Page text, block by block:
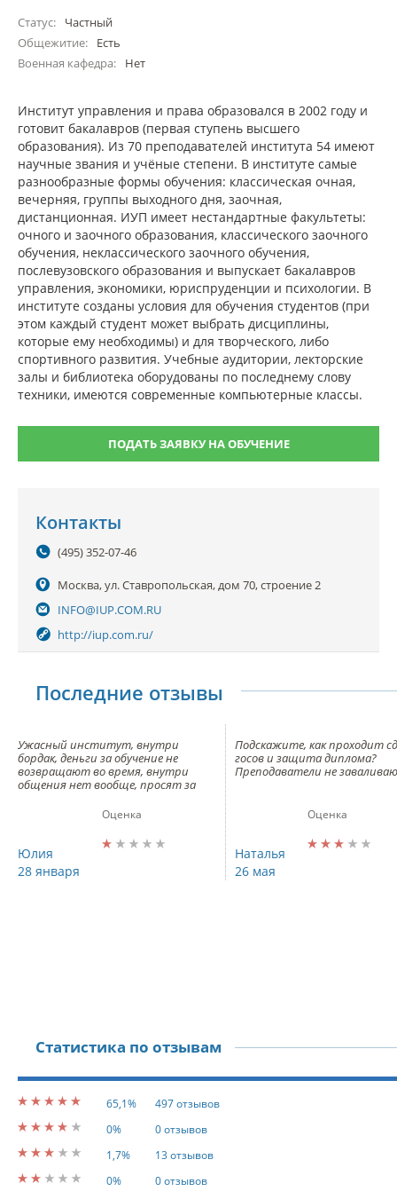
Статус:
Частный
Общежитие:
Есть
Военная кафедра:
Нет
Институт управления и права образовался в 2002 году и
готовит бакалавров (первая ступень высшего
образования). Из 70 преподавателей института 54 имеют
научные звания и учёные степени. В институте самые
разнообразные формы обучения: классическая очная,
вечерняя, группы выходного дня, заочная,
дистанционная. ИУП имеет нестандартные факультеты:
очного и заочного образования, классического заочного
обучения, неклассического заочного обучения,
послевузовского образования и выпускает бакалавров
управления, экономики, юриспруденции и психологии. В
институте созданы условия для обучения студентов (при
этом каждый студент может выбрать дисциплины,
которые ему необходимы) и для творческого, либо
спортивного развития. Учебные аудитории, лекторские
залы и библиотека оборудованы по последнему слову
техники, имеются современные компьютерные классы.
ПОДАТЬ ЗАЯВКУ НА ОБУЧЕНИЕ
Контакты
(495) 352-07-46
Москва, ул. Ставропольская, дом 70, строение 2
INFO@IUP.COM.RU
http://iup.com.ru/
Последние отзывы
Ужасный институт, внутри
бордак, деньги за обучение не
возвращают во время, внутри
общения нет вообще, просят за
ничему не обучают, на парах
сидишь и ничему не учат (не все, но
большинство, есть и такие,
которые хоть дают что-то).
Студентов нет, ходят единицы!!!
Юлия
28 января
Оценка
Подскажите, как проходит
госов и защита диплома?
Преподаватели не
Наталья
26 мая
Оценка
Статистика по отзывам
65,1%
497 отзывов
0%
0 отзывов
1,7%
13 отзывов
0%
0 отзывов